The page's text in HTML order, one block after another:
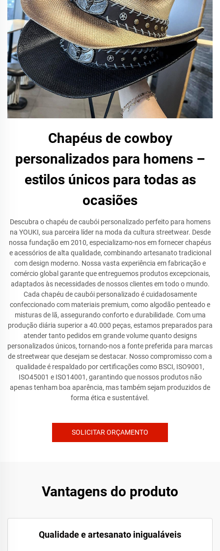
Chapéus de cowboy
personalizados para homens –
estilos únicos para todas as
ocasiões
Descubra o chapéu de caubói personalizado perfeito para homens
na YOUKI, sua parceira líder na moda da cultura streetwear. Desde
nossa fundação em 2010, especializamo-nos em fornecer chapéus
e acessórios de alta qualidade, combinando artesanato tradicional
com design moderno. Nossa vasta experiência em fabricação e
comércio global garante que entreguemos produtos excepcionais,
adaptados às necessidades de nossos clientes em todo o mundo.
Cada chapéu de caubói personalizado é cuidadosamente
confeccionado com materiais premium, como algodão penteado e
misturas de lã, assegurando conforto e durabilidade. Com uma
produção diária superior a 40.000 peças, estamos preparados para
atender tanto pedidos em grande volume quanto designs
personalizados únicos, tornando-nos a fonte preferida para marcas
de streetwear que desejam se destacar. Nosso compromisso com a
qualidade é respaldado por certificações como BSCI, ISO9001,
ISO45001 e ISO14001, garantindo que nossos produtos não
apenas tenham boa aparência, mas também sejam produzidos de
forma ética e sustentável.
SOLICITAR ORÇAMENTO
Vantagens do produto
Qualidade e artesanato inigualáveis